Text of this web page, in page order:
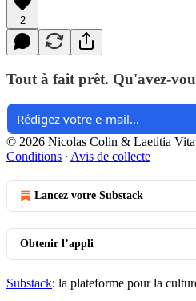
2
Tout à fait prêt. Qu'avez-
© 2026 Nicolas Colin & Laetitia
Conditions ∙ Avis de collecte
Lancez votre Substack
Obtenir l’appli
Substack: la plateforme pour la